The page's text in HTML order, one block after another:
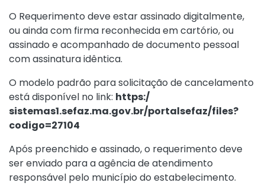
O Requerimento deve estar assinado digitalmente,
ou ainda com firma reconhecida em cartório, ou
assinado e acompanhado de documento pessoal
com assinatura idêntica.
O modelo padrão para solicitação de cancelamento
está disponível no link: https:/
sistemas1.sefaz.ma.gov.br/portalsefaz/files?
codigo=27104
Após preenchido e assinado, o requerimento deve
ser enviado para a agência de atendimento
responsável pelo município do estabelecimento.